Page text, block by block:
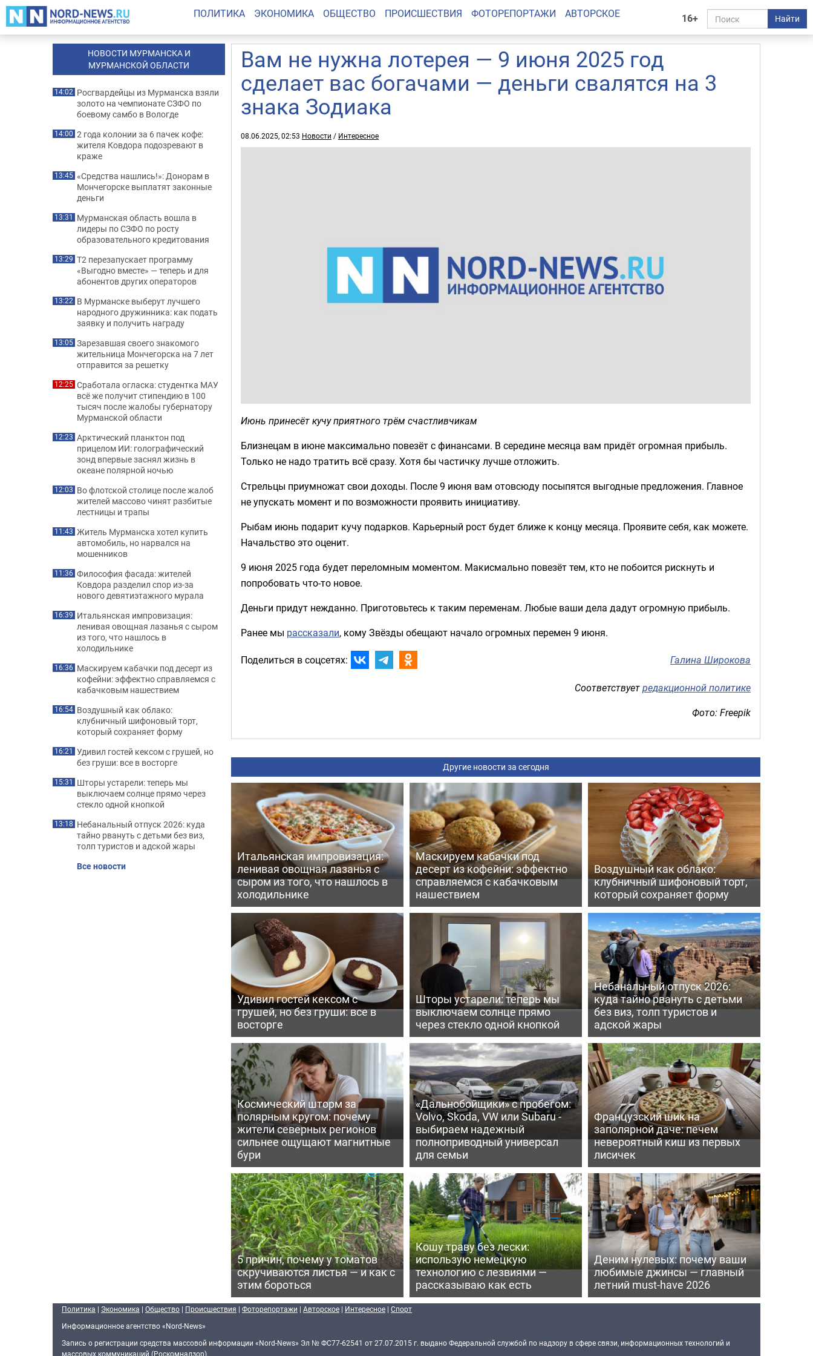
16+ Найти
ПОЛИТИКА ЭКОНОМИКА ОБЩЕСТВО ПРОИСШЕСТВИЯ ФОТОРЕПОРТАЖИ АВТОРСКОЕ
Вам не нужна лотерея — 9 июня 2025 год
сделает вас богачами — деньги свалятся на 3
знака Зодиака
08.06.2025, 02:53 Новости / Интересное
Июнь принесёт кучу приятного трём счастливчикам
Близнецам в июне максимально повезёт с финансами. В середине месяца вам придёт огромная прибыль.
Только не надо тратить всё сразу. Хотя бы частичку лучше отложить.
Стрельцы приумножат свои доходы. После 9 июня вам отовсюду посыпятся выгодные предложения. Главное
не упускать момент и по возможности проявить инициативу.
Рыбам июнь подарит кучу подарков. Карьерный рост будет ближе к концу месяца. Проявите себя, как можете.
Начальство это оценит.
9 июня 2025 года будет переломным моментом. Макисмально повезёт тем, кто не побоится рискнуть и
попробовать что-то новое.
Деньги придут нежданно. Приготовьтесь к таким переменам. Любые ваши дела дадут огромную прибыль.
Ранее мы рассказали, кому Звёзды обещают начало огромных перемен 9 июня.
Поделиться в соцсетях: Галина Широкова
Соответствуетредакционной политике
Фото: Freepik
Другие новости за сегодня
Итальянская импровизация:
ленивая овощная лазанья с
сыром из того, что нашлось в
холодильнике
Маскируем кабачки под
десерт из кофейни: эффектно
справляемся с кабачковым
нашествием
Воздушный как облако:
клубничный шифоновый торт,
который сохраняет форму
Удивил гостей кексом с
грушей, но без груши: все в
восторге
Шторы устарели: теперь мы
выключаем солнце прямо
через стекло одной кнопкой
Небанальный отпуск 2026:
куда тайно рвануть с детьми
без виз, толп туристов и
адской жары
Космический шторм за
полярным кругом: почему
жители северных регионов
сильнее ощущают магнитные
бури
«Дальнобойщики» с пробегом:
Volvo, Skoda, VW или Subaru -
выбираем надежный
полноприводный универсал
для семьи
Французский шик на
заполярной даче: печем
невероятный киш из первых
лисичек
5 причин, почему у томатов
скручиваются листья — и как с
этим бороться
Кошу траву без лески:
использую немецкую
технологию с лезвиями —
рассказываю как есть
Деним нулевых: почему ваши
любимые джинсы — главный
летний must-have 2026
НОВОСТИ МУРМАНСКА И
МУРМАНСКОЙ ОБЛАСТИ
14:02 Росгвардейцы из Мурманска взяли
золото на чемпионате СЗФО по
боевому самбо в Вологде
14:00 2 года колонии за 6 пачек кофе:
жителя Ковдора подозревают в
краже
13:45 «Средства нашлись!»: Донорам в
Мончегорске выплатят законные
деньги
13:31 Мурманская область вошла в
лидеры по СЗФО по росту
образовательного кредитования
13:29 Т2 перезапускает программу
«Выгодно вместе» — теперь и для
абонентов других операторов
13:22 В Мурманске выберут лучшего
народного дружинника: как подать
заявку и получить награду
13:05 Зарезавшая своего знакомого
жительница Мончегорска на 7 лет
отправится за решетку
12:25 Сработала огласка: студентка МАУ
всё же получит стипендию в 100
тысяч после жалобы губернатору
Мурманской области
12:23 Арктический планктон под
прицелом ИИ: голографический
зонд впервые заснял жизнь в
океане полярной ночью
12:03 Во флотской столице после жалоб
жителей массово чинят разбитые
лестницы и трапы
11:43 Житель Мурманска хотел купить
автомобиль, но нарвался на
мошенников
11:36 Философия фасада: жителей
Ковдора разделил спор из-за
нового девятиэтажного мурала
16:39 Итальянская импровизация:
ленивая овощная лазанья с сыром
из того, что нашлось в
холодильнике
16:36 Маскируем кабачки под десерт из
кофейни: эффектно справляемся с
кабачковым нашествием
16:54 Воздушный как облако:
клубничный шифоновый торт,
который сохраняет форму
16:21 Удивил гостей кексом с грушей, но
без груши: все в восторге
15:31 Шторы устарели: теперь мы
выключаем солнце прямо через
стекло одной кнопкой
13:18 Небанальный отпуск 2026: куда
тайно рвануть с детьми без виз,
толп туристов и адской жары
Все новости
Политика | Экономика | Общество | Происшествия | Фоторепортажи | Авторское | Интересное | Спорт
Информационное агентство «Nord-News»
Запись о регистрации средства массовой информации «Nord-News» Эл № ФС77-62541 от 27.07.2015 г. выдано Федеральной службой по надзору в сфере связи, информационных технологий и
массовых коммуникаций (Роскомнадзор).